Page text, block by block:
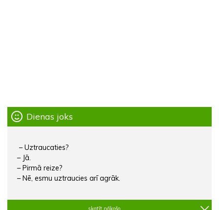
Dienas joks
– Uztraucaties?
– Jā.
– Pirmā reize?
– Nē, esmu uztraucies arī agrāk.
skatīt nākošo